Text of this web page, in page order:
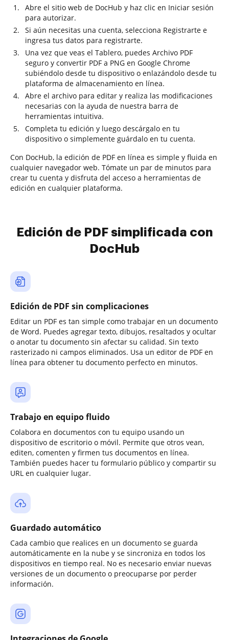
Abre el sitio web de DocHub y haz clic en Iniciar sesión
para autorizar.
Si aún necesitas una cuenta, selecciona Registrarte e
ingresa tus datos para registrarte.
Una vez que veas el Tablero, puedes Archivo PDF
seguro y convertir PDF a PNG en Google Chrome
subiéndolo desde tu dispositivo o enlazándolo desde tu
plataforma de almacenamiento en línea.
Abre el archivo para editar y realiza las modificaciones
necesarias con la ayuda de nuestra barra de
herramientas intuitiva.
Completa tu edición y luego descárgalo en tu
dispositivo o simplemente guárdalo en tu cuenta.
Con DocHub, la edición de PDF en línea es simple y fluida en
cualquier navegador web. Tómate un par de minutos para
crear tu cuenta y disfruta del acceso a herramientas de
edición en cualquier plataforma.
Edición de PDF simplificada con
DocHub
Edición de PDF sin complicaciones
Editar un PDF es tan simple como trabajar en un documento
de Word. Puedes agregar texto, dibujos, resaltados y ocultar
o anotar tu documento sin afectar su calidad. Sin texto
rasterizado ni campos eliminados. Usa un editor de PDF en
línea para obtener tu documento perfecto en minutos.
Trabajo en equipo fluido
Colabora en documentos con tu equipo usando un
dispositivo de escritorio o móvil. Permite que otros vean,
editen, comenten y firmen tus documentos en línea.
También puedes hacer tu formulario público y compartir su
URL en cualquier lugar.
Guardado automático
Cada cambio que realices en un documento se guarda
automáticamente en la nube y se sincroniza en todos los
dispositivos en tiempo real. No es necesario enviar nuevas
versiones de un documento o preocuparse por perder
información.